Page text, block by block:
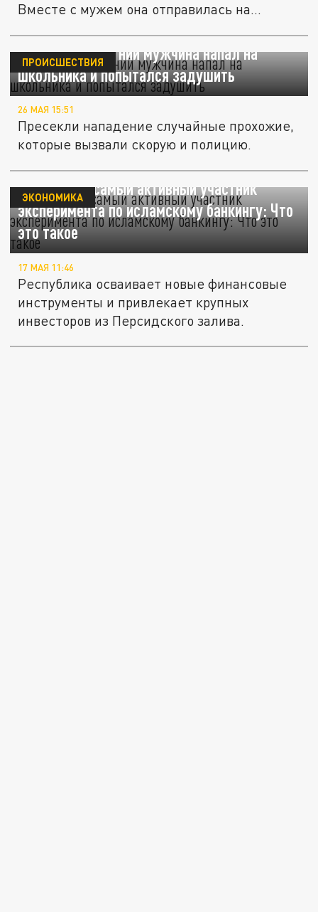
Вместе с мужем она отправилась на...
В Казани 21-летний мужчина напал на
школьника и попытался задушить
ПРОИСШЕСТВИЯ
26 МАЯ 15:51
Пресекли нападение случайные прохожие,
которые вызвали скорую и полицию.
Татарстан - самый активный участник
эксперимента по исламскому банкингу: Что
это такое
ЭКОНОМИКА
17 МАЯ 11:46
Республика осваивает новые финансовые
инструменты и привлекает крупных
инвесторов из Персидского залива.